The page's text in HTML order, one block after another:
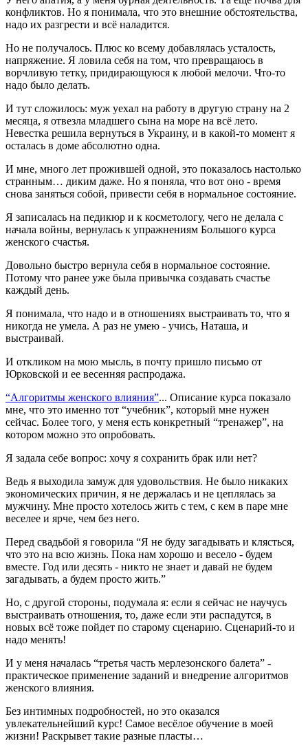
конфликтов. Но я понимала, что это внешние обстоятельства,
надо их разгрести и всё наладится.
Но не получалось. Плюс ко всему добавлялась усталость,
напряжение. Я ловила себя на том, что превращаюсь в
ворчливую тетку, придирающуюся к любой мелочи. Что-то
надо было делать.
И тут сложилось: муж уехал на работу в другую страну на 2
месяца, я отвезла младшего сына на море на всё лето.
Невестка решила вернуться в Украину, и в какой-то момент я
осталась в доме абсолютно одна.
И мне, много лет прожившей одной, это показалось настолько
странным… диким даже. Но я поняла, что вот оно - время
снова заняться собой, привести себя в нормальное состояние.
Я записалась на педикюр и к косметологу, чего не делала с
начала войны, вернулась к упражнениям Большого курса
женского счастья.
Довольно быстро вернула себя в нормальное состояние.
Потому что ранее уже была привычка создавать счастье
каждый день.
Я понимала, что надо и в отношениях выстраивать то, что я
никогда не умела. А раз не умею - учись, Наташа, и
выстраивай.
И откликом на мою мысль, в почту пришло письмо от
Юрковской и ее весенняя распродажа.
“Алгоритмы женского влияния”... Описание курса показало
мне, что это именно тот “учебник”, который мне нужен
сейчас. Более того, у меня есть конкретный “тренажер”, на
котором можно это опробовать.
Я задала себе вопрос: хочу я сохранить брак или нет?
Ведь я выходила замуж для удовольствия. Не было никаких
экономических причин, я не держалась и не цеплялась за
мужчину. Мне просто хотелось жить с тем, с кем в паре мне
веселее и ярче, чем без него.
Перед свадьбой я говорила “Я не буду загадывать и клясться,
что это на всю жизнь. Пока нам хорошо и весело - будем
вместе. Год или десять - никто не знает и давай не будем
загадывать, а будем просто жить.”
Но, с другой стороны, подумала я: если я сейчас не научусь
выстраивать отношения, то, даже если эти распадутся, в
новых всё тоже пойдет по старому сценарию. Сценарий-то и
надо менять!
И у меня началась “третья часть мерлезонского балета” -
практическое применение заданий и внедрение алгоритмов
женского влияния.
Без интимных подробностей, но это оказался
увлекательнейший курс! Самое весёлое обучение в моей
жизни! Раскрывет такие разные пласты…